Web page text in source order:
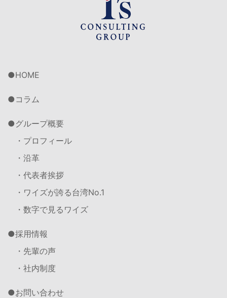
HOME
コラム
グループ概要
・プロフィール
・沿革
・代表者挨拶
・ワイズが誇る台湾No.1
・数字で見るワイズ
採用情報
・先輩の声
・社内制度
お問い合わせ